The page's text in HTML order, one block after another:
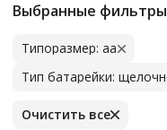
Выбранные фильтры
Типоразмер: aa
Очистить все